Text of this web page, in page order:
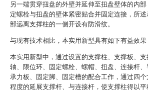
另一端贯穿扭盘的外壁并延伸至扭盘壁体的内部
定螺栓与扭盘的壁体紧密贴合并固定连接，所
部远离支撑柱的一侧开设有防滑纹。
与现有技术相比，本实用新型具有如下有益效果
本实用新型中，通过设置的支撑柱、支撑板、
轴、限位环、固定螺栓、螺帽、扭盘、连接杆、
承力板、固定脚、固定槽的配合工作，通过四个
程度的延展支撑杆、与连接杆，使支撑柱得以平